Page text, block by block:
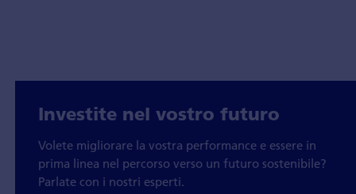
Investite nel vostro futuro
Volete migliorare la vostra performance e essere in
prima linea nel percorso verso un futuro sostenibile?
Parlate con i nostri esperti.